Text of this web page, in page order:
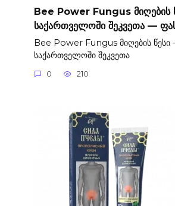
Bee Power Fungus მიღების
საქართველოში შეკვეთა —
Bee Power Fungus მიღების წესი
საქართველოში შეკვეთა
0 210